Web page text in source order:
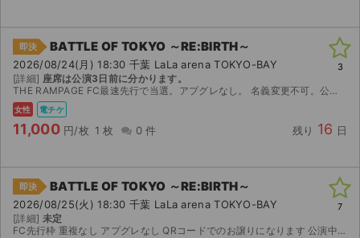
即決 BATTLE OF TOKYO ～RE:BIRTH～
2026/08/24(月) 18:30 千葉 LaLa arena TOKYO-BAY
[詳細] 座席は公演3日前に分かります。
THE RAMPAGE FC最速先行で当選。アプグレなし。 名義変更不可。公演中止の場合のみ返金します。 公演3日前にQRコード送らせて頂きます
女性 電チケ
11,000 円/枚 1 枚 0 件 残り 16 日
3
即決 BATTLE OF TOKYO ～RE:BIRTH～
2026/08/25(火) 18:30 千葉 LaLa arena TOKYO-BAY
[詳細] 未定
FC先行枠 重複なし アプグレなし QRコードでのお譲りになります 公演中止以外の返金は致しかねます
7